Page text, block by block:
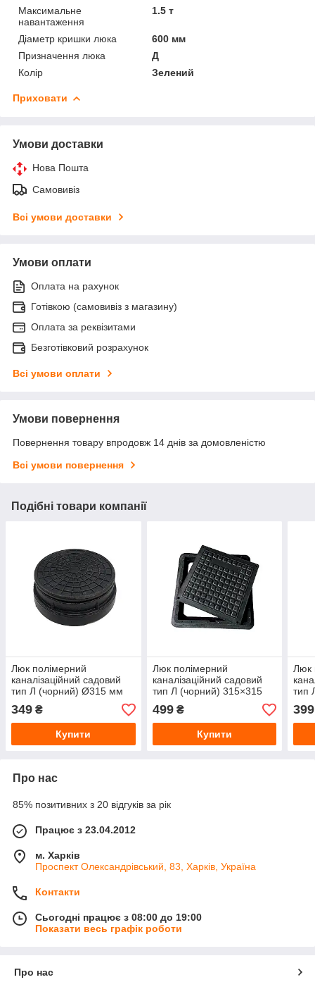
Максимальне
навантаження
1.5 т
Діаметр кришки люка
600 мм
Призначення люка
Д
Колір
Зелений
Приховати
Умови доставки
Нова Пошта
Самовивіз
Всі умови доставки
Умови оплати
Оплата на рахунок
Готівкою (самовивіз з магазину)
Оплата за реквізитами
Безготівковий розрахунок
Всі умови оплати
Умови повернення
Повернення товару впродовж 14 днів за домовленістю
Всі умови повернення
Подібні товари компанії
Люк полімерний
каналізаційний садовий
тип Л (чорний) Ø315 мм
349 ₴
Купити
Люк полімерний
каналізаційний садовий
тип Л (чорний) 315×315
мм
499₴
Купити
Люк
тип
мм
399
Про нас
85% позитивних з 20 відгуків за рік
Працює з 23.04.2012
м. Харків
Проспект Олександрівський, 83, Харків, Україна
Контакти
Сьогодні працює з 08:00 до 19:00
Показати весь графік роботи
Про нас